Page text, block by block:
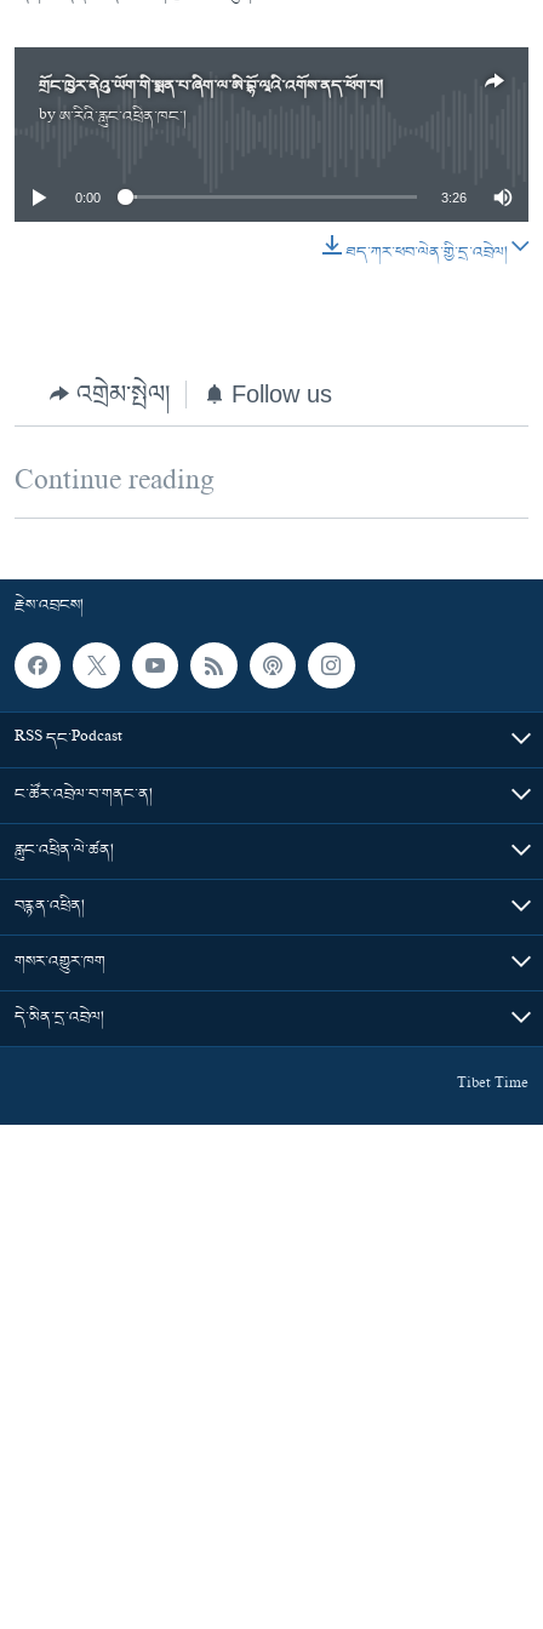
གྲོང་ཁྱེར་ནེའུ་ཡོག་གི་སྨན་པ་ཞིག་ལ་ཨི་བྷོ་ལཱའི་འགོས་ནད་ཕོག་པ།
byཨ་རིའི་རླུང་འཕྲིན་ཁང་།No media source currently available
0:00 3:26
ཐད་ཀར་ཕབ་ལེན་གྱི་དྲ་འབྲེལ།
འགྲེམ་སྤེལ། Follow us
Continue reading
རྗེས་འབྲངས།
RSS དང་Podcast
ང་ཚོར་འབྲེལ་བ་གནང་ན།
རླུང་འཕྲིན་ལེ་ཚན།
བརྙན་འཕྲིན།
གསར་འགྱུར་ཁག
དེ་མིན་དྲ་འབྲེལ།
Tibet Time